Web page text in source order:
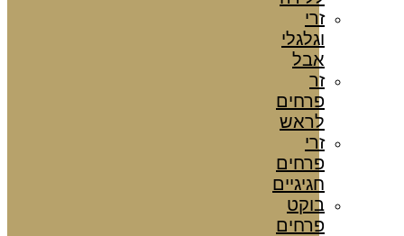
זרי
וגלגלי
אבל
זר
פרחים
לראש
זרי
פרחים
חגיגיים
בוקט
פרחים